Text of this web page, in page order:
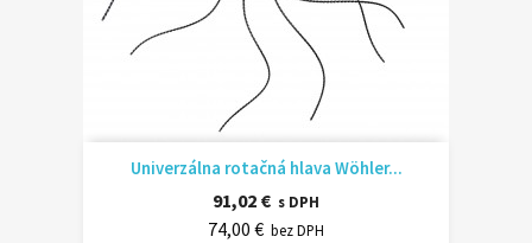
Univerzálna rotačná hlava Wöhler...
91,02 € s DPH
74,00 € bez DPH